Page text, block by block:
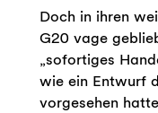
Doch in ihren
G20 vage
„sofortiges
wie ein Entwurf
vorgesehen